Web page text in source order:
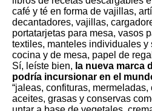
café y té en forma de vajillas,
decantadores, vajillas,
portatarjetas para mesa, vasos
textiles, manteles individuales y
cocina y de mesa, papel de
Sí, leíste bien, la nueva marca
podría incursionar en el
“jaleas, confituras, mermeladas,
aceites, grasas y conservas